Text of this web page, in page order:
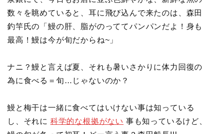
数々を眺めていると、耳に飛び込んで来たのは、森田
釣竿氏の「鰻の肝、脂がのっててパンパンだよ！身も
最高！鰻は今が旬だからね~」
ナニ？鰻と言えば夏、それも暑いさかりに体力回復の
為に食べる＝旬…じゃないのか？
鰻と梅干は一緒に食べてはいけない事は知っている
し、それに 科学的な根拠がない 事も知っているけど、